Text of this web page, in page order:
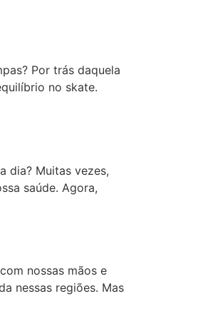
Por trás daquela
no skate.
dia? Muitas vezes,
saúde. Agora,
nossas mãos e
nessas regiões. Mas